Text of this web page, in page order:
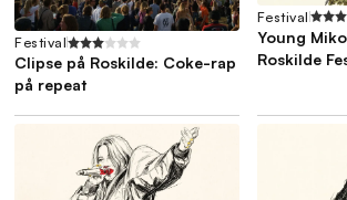
Festival
Clipse på Roskilde: Coke-rap
på repeat
Festival
Young
Roskilde